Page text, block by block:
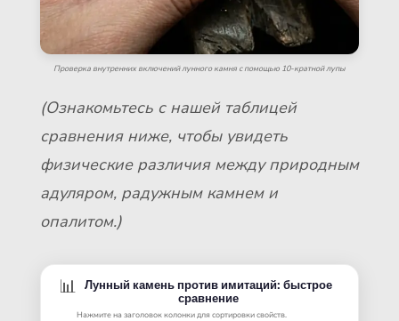
Проверка внутренних включений лунного камня с помощью 10-кратной лупы
(Ознакомьтесь с нашей таблицей
сравнения ниже, чтобы увидеть
физические различия между природным
адуляром, радужным камнем и
опалитом.)
📊
Лунный камень против имитаций: быстрое
сравнение
Нажмите на заголовок колонки для сортировки свойств.